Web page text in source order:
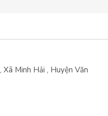
Minh Hải , Huyện Văn